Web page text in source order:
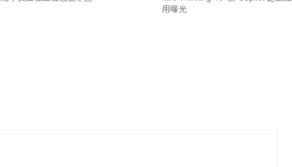
用曝光